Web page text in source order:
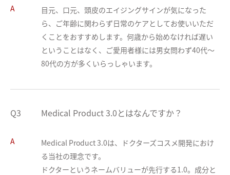
A
目元、口元、頭皮のエイジングサインが気になった
ら、ご年齢に関わらず日常のケアとしてお使いいただ
くことをおすすめします。何歳から始めなければ遅い
ということはなく、ご愛用者様には男女問わず40代〜
80代の方が多くいらっしゃいます。
Q3 Medical Product 3.0とはなんですか？
A
Medical Product 3.0は、ドクターズコスメ開発におけ
る当社の理念です。
ドクターというネームバリューが先行する1.0。成分と